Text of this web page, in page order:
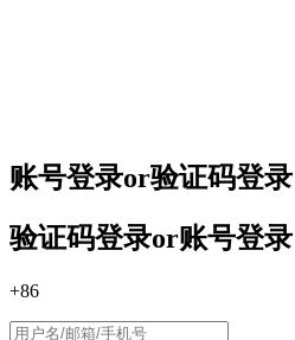
账号登录or验证码登录
验证码登录or账号登录
+86